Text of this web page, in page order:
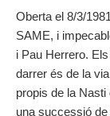
Oberta el 8/3/
SAME, i
i Pau Herrero.
darrer és de la
propis de la
una successió